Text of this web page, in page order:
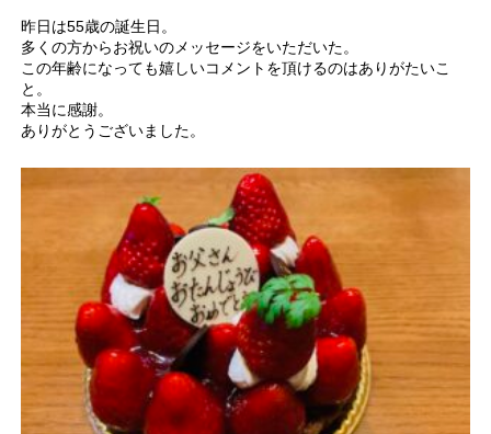
昨日は55歳の誕生日。
多くの方からお祝いのメッセージをいただいた。
この年齢になっても嬉しいコメントを頂けるのはありがたいこ
と。
本当に感謝。
ありがとうございました。